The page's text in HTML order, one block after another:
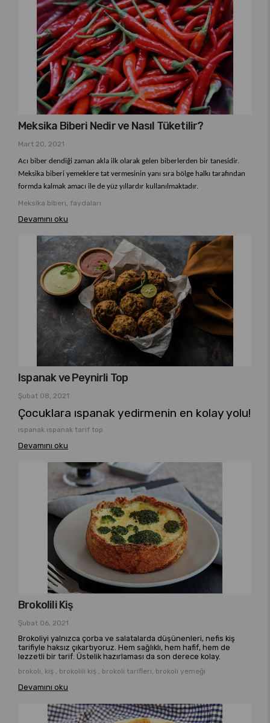
Meksika Biberi Nedir ve Nasıl Tüketilir?
Mart 20, 2021
Acı biber dendiği zaman akla ilk olarak gelen biberlerden bir tanesidir.
Meksika biberi yemeklere tat vermesinin yanı sıra bölge halkı tarafından
formda kalmak amacı ile de yüz yıllardır kullanılmaktadır.
Meksika biberi, faydaları
Devamını oku
Ispanak ve Peynirli Top
Şubat 08, 2021
Çocuklara ıspanak yedirmenin en kolay yolu!
ıspanak ıspanak tarif top
Devamını oku
Brokolili Kiş
Şubat 06, 2021
Brokoliyi yalnızca çorba ve salatalarda düşünenleri, nefis kiş
tarifiyle haksız çıkartıyoruz. Hem sağlıklı, hem hafif, hem de
lezzetli bir tarif. Üstelik hazırlaması da son derece kolay.
brokoli, kiş , brokolili kiş , brokoli tarifleri, brokoli yemeği
Devamını oku